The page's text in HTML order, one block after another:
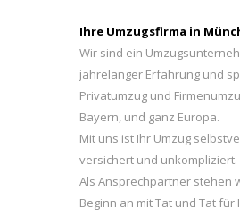
Ihre Umzugsfirma in
Wir sind ein
jahrelanger Erfahrung und
Privatumzug und
Bayern, und ganz Europa.
Mit uns ist Ihr Umzug
versichert und unkompliziert.
Als Ansprechpartner stehen
Beginn an mit Tat und Tat für